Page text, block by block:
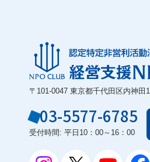
〒101-0047 東京都千代田区内神田
03-5577-6785
受付時間: 平日10：00～16：00